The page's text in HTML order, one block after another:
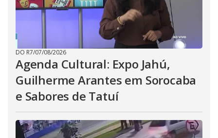
DO R7/07/08/2026
Agenda Cultural: Expo Jahú,
Guilherme Arantes em Sorocaba
e Sabores de Tatuí